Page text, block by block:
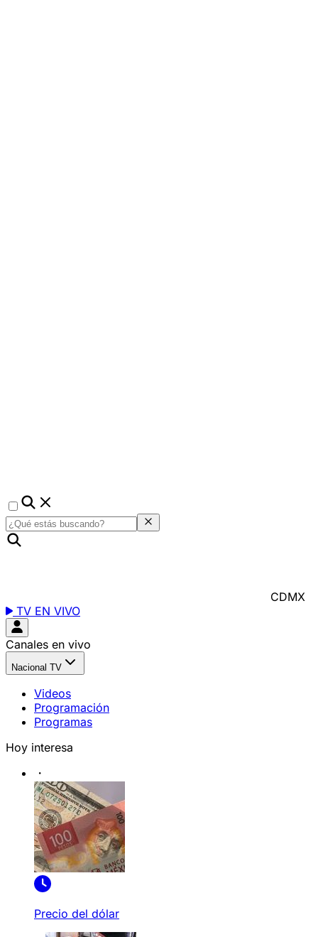
CDMX
TV EN VIVO
Canales en vivo
Nacional TV
Videos
Programación
Programas
Hoy interesa
Precio del dólar